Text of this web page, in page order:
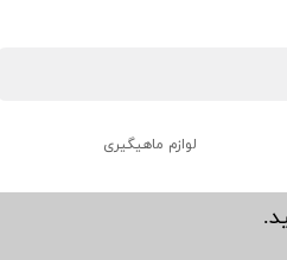
لوازم ماهیگیری